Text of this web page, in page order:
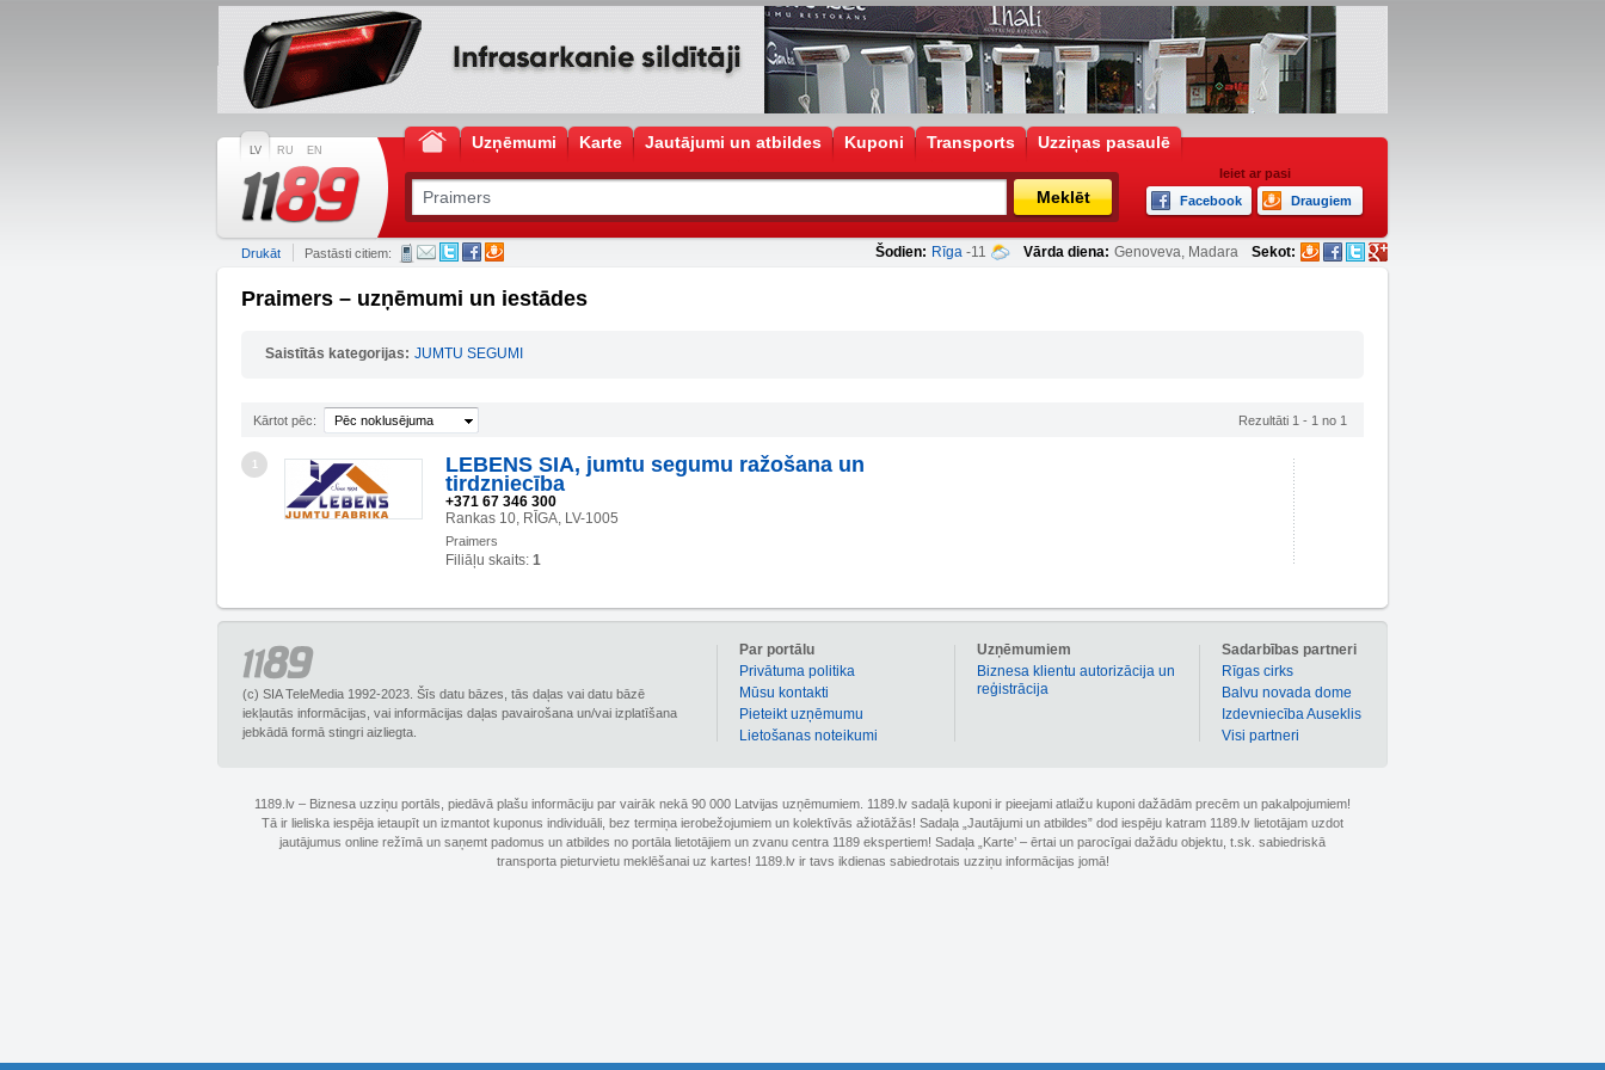
LV RU EN Uzņēmumi Karte Jautājumi un atbildes Kuponi Transports Uzziņas pasaulē
Meklēt
Ieiet ar pasi
Facebook
Draugiem
Šodien: Rīga -11 Vārda diena: Genoveva, Madara Sekot:
Drukāt Pastāsti citiem:
Praimers – uzņēmumi un iestādes
Saistītās kategorijas: JUMTU SEGUMI
Kārtot pēc: Pēc noklusējuma Rezultāti 1 - 1 no 1
1
LEBENS SIA, jumtu segumu ražošana un
tirdzniecība
+371 67 346 300
Rankas 10, RĪGA, LV-1005
Praimers
Filiāļu skaits: 1
(c) SIA TeleMedia 1992-2023. Šīs datu bāzes, tās daļas vai datu bāzē
iekļautās informācijas, vai informācijas daļas pavairošana un/vai izplatīšana
jebkādā formā stingri aizliegta.
Sadarbības partneri
Rīgas cirks
Balvu novada dome
Izdevniecība Auseklis
Visi partneri
Uzņēmumiem
Biznesa klientu autorizācija un
reģistrācija
Par portālu
Privātuma politika
Mūsu kontakti
Pieteikt uzņēmumu
Lietošanas noteikumi
1189.lv – Biznesa uzziņu portāls, piedāvā plašu informāciju par vairāk nekā 90 000 Latvijas uzņēmumiem. 1189.lv sadaļā kuponi ir pieejami atlaižu kuponi dažādām precēm un pakalpojumiem!
Tā ir lieliska iespēja ietaupīt un izmantot kuponus individuāli, bez termiņa ierobežojumiem un kolektīvās ažiotāžās! Sadaļa „Jautājumi un atbildes” dod iespēju katram 1189.lv lietotājam uzdot
jautājumus online režīmā un saņemt padomus un atbildes no portāla lietotājiem un zvanu centra 1189 ekspertiem! Sadaļa „Karte’ – ērtai un parocīgai dažādu objektu, t.sk. sabiedriskā
transporta pieturvietu meklēšanai uz kartes! 1189.lv ir tavs ikdienas sabiedrotais uzziņu informācijas jomā!